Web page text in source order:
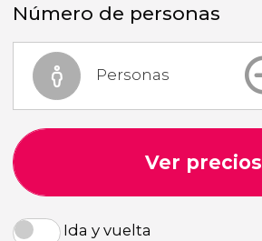
Número de personas
Personas
Ver precios
Ida y vuelta